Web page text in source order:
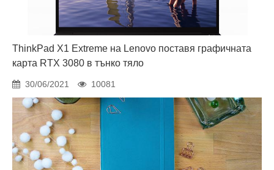
ThinkPad X1 Extreme на Lenovo поставя графичната
карта RTX 3080 в тънко тяло
30/06/2021 10081